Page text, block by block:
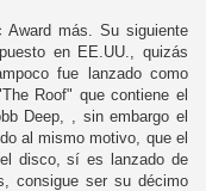
Award más. Su siguiente
en EE.UU., quizás
fue lanzado como
Roof" que contiene el
Deep, , sin embargo el
al mismo motivo, que el
disco, sí es lanzado de
consigue ser su décimo